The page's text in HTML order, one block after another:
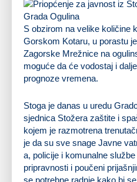
S obzirom na velike količine
Gorskom Kotaru, u porastu
Zagorske Mrežnice na
moguće da će vodostaj i
prognoze vremena.
Stoga je danas u uredu
sjednica Stožera zaštite i
kojem je razmotrena
je da su sve snage Javne
a, policije i komunalne
pripravnosti i poučeni
se potrebne radnje kako bi